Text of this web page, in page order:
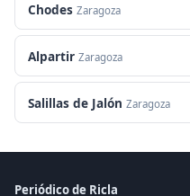
Chodes Zaragoza
Alpartir Zaragoza
Salillas de Jalón Zaragoza
Periódico de Ricla